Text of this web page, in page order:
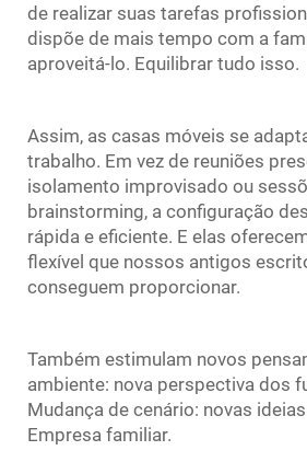
de realizar suas tarefas
dispõe de mais tempo com a
aproveitá-lo. Equilibrar tudo isso.
Assim, as casas móveis se
trabalho. Em vez de reuniões
isolamento improvisado ou
brainstorming, a configuração
rápida e eficiente. E elas
flexível que nossos antigos
conseguem proporcionar.
Também estimulam novos
ambiente: nova perspectiva dos
Mudança de cenário: novas
Empresa familiar.